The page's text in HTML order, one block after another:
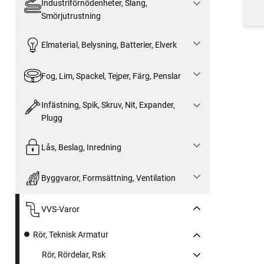
Industriförnödenheter, Slang,
Smörjutrustning
Elmaterial, Belysning, Batterier, Elverk
Fog, Lim, Spackel, Tejper, Färg, Penslar
Infästning, Spik, Skruv, Nit, Expander,
Plugg
Lås, Beslag, Inredning
Byggvaror, Formsättning, Ventilation
VVS-Varor
Rör, Teknisk Armatur
Rör, Rördelar, Rsk